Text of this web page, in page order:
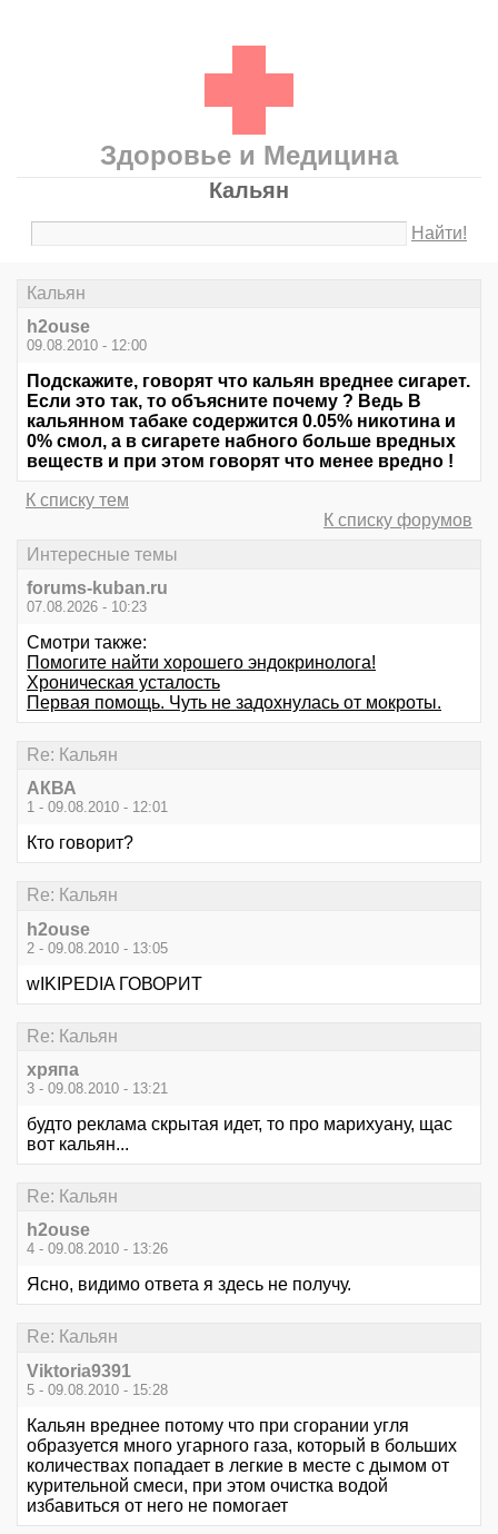
Здоровье и Медицина
Кальян
Найти!
Кальян
h2ouse
09.08.2010 - 12:00
Подскажите, говорят что кальян вреднее сигарет.
Если это так, то объясните почему ? Ведь В
кальянном табаке содержится 0.05% никотина и
0% смол, а в сигарете набного больше вредных
веществ и при этом говорят что менее вредно !
К списку тем
К списку форумов
Интересные темы
forums-kuban.ru
07.08.2026 - 10:23
Смотри также:
Помогите найти хорошего эндокринолога!
Хроническая усталость
Первая помощь. Чуть не задохнулась от мокроты.
Re: Кальян
АКВА
1 - 09.08.2010 - 12:01
Кто говорит?
Re: Кальян
h2ouse
2 - 09.08.2010 - 13:05
wIKIPEDIA ГОВОРИТ
Re: Кальян
хряпа
3 - 09.08.2010 - 13:21
будто реклама скрытая идет, то про марихуану, щас
вот кальян...
Re: Кальян
h2ouse
4 - 09.08.2010 - 13:26
Ясно, видимо ответа я здесь не получу.
Re: Кальян
Viktoria9391
5 - 09.08.2010 - 15:28
Кальян вреднее потому что при сгорании угля
образуется много угарного газа, который в больших
количествах попадает в легкие в месте с дымом от
курительной смеси, при этом очистка водой
избавиться от него не помогает